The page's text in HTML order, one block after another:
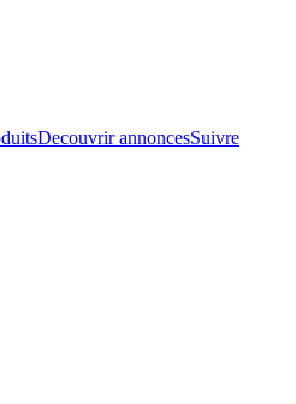
Decouvrir annoncesSuivre